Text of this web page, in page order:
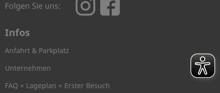
Folgen Sie uns:
Infos
Anfahrt & Parkplatz
Unternehmen
FAQ + Lageplan + Erster Besuch